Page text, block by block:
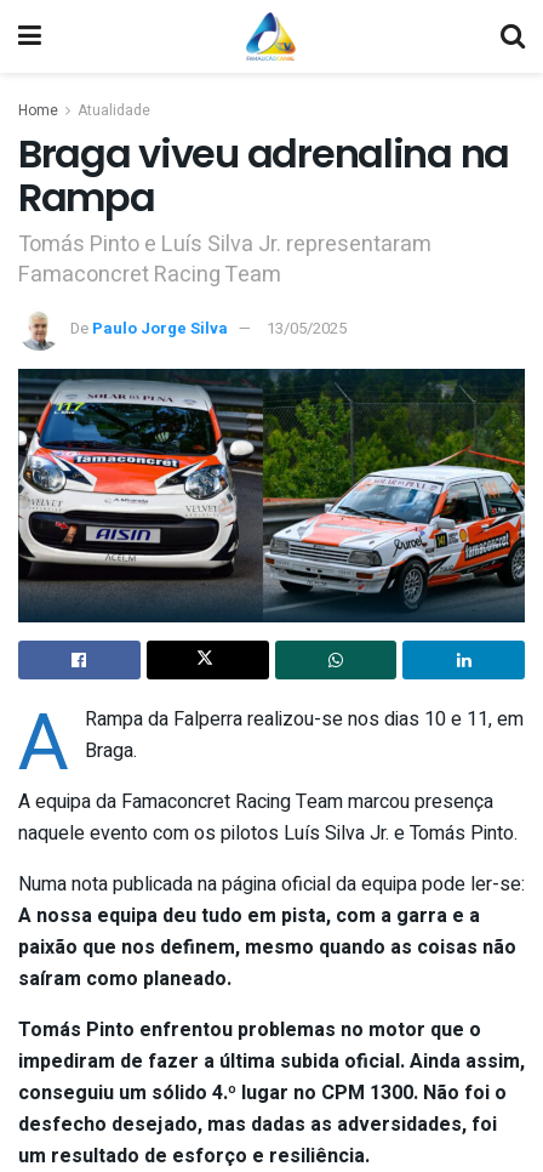
Home Atualidade
Braga viveu adrenalina na
Rampa
Tomás Pinto e Luís Silva Jr. representaram
Famaconcret Racing Team
De Paulo Jorge Silva 13/05/2025
A
Rampa da Falperra realizou-se nos dias 10 e 11, em
Braga.
A equipa da Famaconcret Racing Team marcou presença
naquele evento com os pilotos Luís Silva Jr. e Tomás Pinto.
Numa nota publicada na página oficial da equipa pode ler-se:
A nossa equipa deu tudo em pista, com a garra e a
paixão que nos definem, mesmo quando as coisas não
saíram como planeado.
Tomás Pinto enfrentou problemas no motor que o
impediram de fazer a última subida oficial. Ainda assim,
conseguiu um sólido 4.º lugar no CPM 1300. Não foi o
desfecho desejado, mas dadas as adversidades, foi
um resultado de esforço e resiliência.